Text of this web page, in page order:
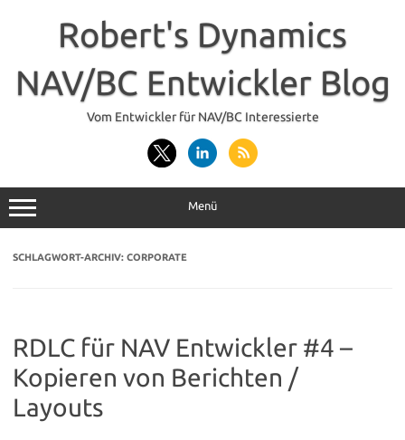
Robert's Dynamics
NAV/BC Entwickler Blog
Vom Entwickler für NAV/BC Interessierte
Menü
SCHLAGWORT-ARCHIV: CORPORATE
RDLC für NAV Entwickler #4 –
Kopieren von Berichten /
Layouts